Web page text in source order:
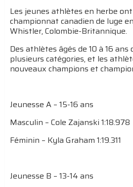
Les jeunes athlètes en herbe
championnat canadien de luge
Whistler, Colombie-Britannique.
Des athlètes âgés de 10 à 16
plusieurs catégories, et les
nouveaux champions et
Jeunesse A – 15-16 ans
Masculin – Cole Zajanski 1:18.978
Féminin – Kyla Graham 1:19.311
Jeunesse B – 13-14 ans